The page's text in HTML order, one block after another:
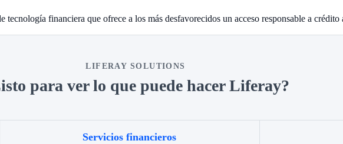
financiera que ofrece a los más desfavorecidos un acceso responsable a crédito
LIFERAY SOLUTIONS
para ver lo que puede hacer Liferay?
Servicios financieros